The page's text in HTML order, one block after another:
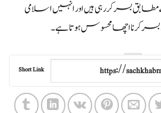
بسر کررہی ہیں اور انہیں اسلامی
کرنا اچھا محسوس ہوتا ہے۔
Short Link